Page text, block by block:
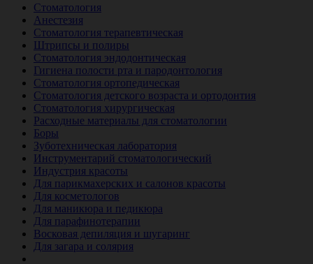
Стоматология
Анестезия
Стоматология терапевтическая
Штрипсы и полиры
Стоматология эндодонтическая
Гигиена полости рта и пародонтология
Стоматология ортопедическая
Стоматология детского возраста и ортодонтия
Стоматология хирургическая
Расходные материалы для стоматологии
Боры
Зуботехническая лаборатория
Инструментарий стоматологический
Индустрия красоты
Для парикмахерских и салонов красоты
Для косметологов
Для маникюра и педикюра
Для парафинотерапии
Восковая депиляция и шугаринг
Для загара и солярия